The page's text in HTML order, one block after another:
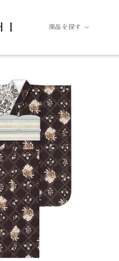
商品を探す
HAKAMA
RENTAL
袴レンタル